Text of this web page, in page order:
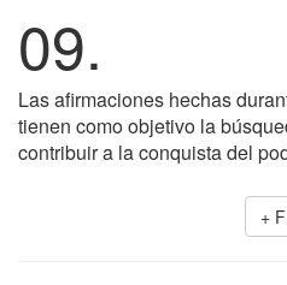
09.
Las afirmaciones hechas
tienen como objetivo la
contribuir a la conquista del
+